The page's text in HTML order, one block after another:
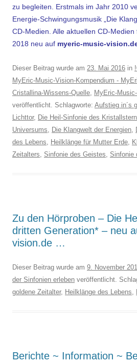
zu begleiten. Erstmals im Jahr 2010
Energie-Schwingungsmusik „Die
CD-Medien. Alle aktuellen CD-
2018 neu auf myeric-music-
Dieser Beitrag wurde am 23. Mai 2016 in
MyEric-Music-Vision-Kompendium -
Cristallina-Wissens-Quelle, MyEric-
veröffentlicht. Schlagworte: Aufstieg in´s
Lichttor, Die Heil-Sinfonie des
Universums, Die Klangwelt der Energien,
des Lebens, Heilklänge für Mutter Erde,
Zeitalters, Sinfonie des Geistes, Sinfonie
Zu den Hörproben – Die
dritten Generation* – neu
vision.de …
Dieser Beitrag wurde am 9. November
der Sinfonien erleben veröffentlicht.
goldene Zeitalter, Heilklänge des Lebens,
Berichte ~ Information ~